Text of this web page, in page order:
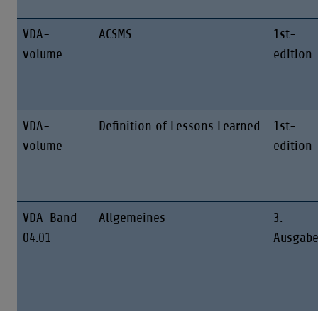
VDA-
volume
ACSMS
1st-
edition
VDA-
volume
Definition of Lessons Learned
1st-
edition
VDA-Band
04.01
Allgemeines
3.
Ausgabe